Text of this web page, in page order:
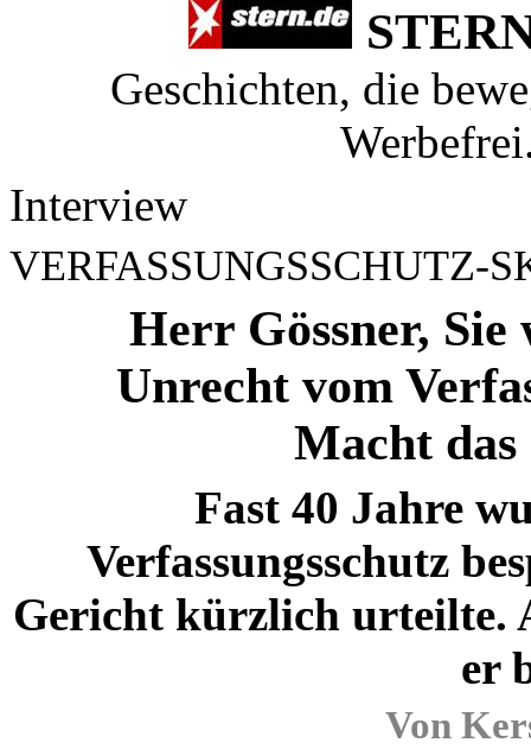
Geschichten, die
Interview
VERFASSUNGSSCHUTZ-
Herr Gössner, Sie
Unrecht vom
Macht
Fast 40 Jahre
Verfassungsschutz
Gericht kürzlich urteilte.
er
Von